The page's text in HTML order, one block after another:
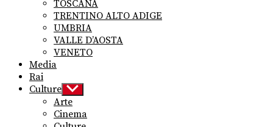
TOSCANA
TRENTINO ALTO ADIGE
UMBRIA
VALLE D’AOSTA
VENETO
Media
Rai
Culture Show
sub
menu
Arte
Cinema